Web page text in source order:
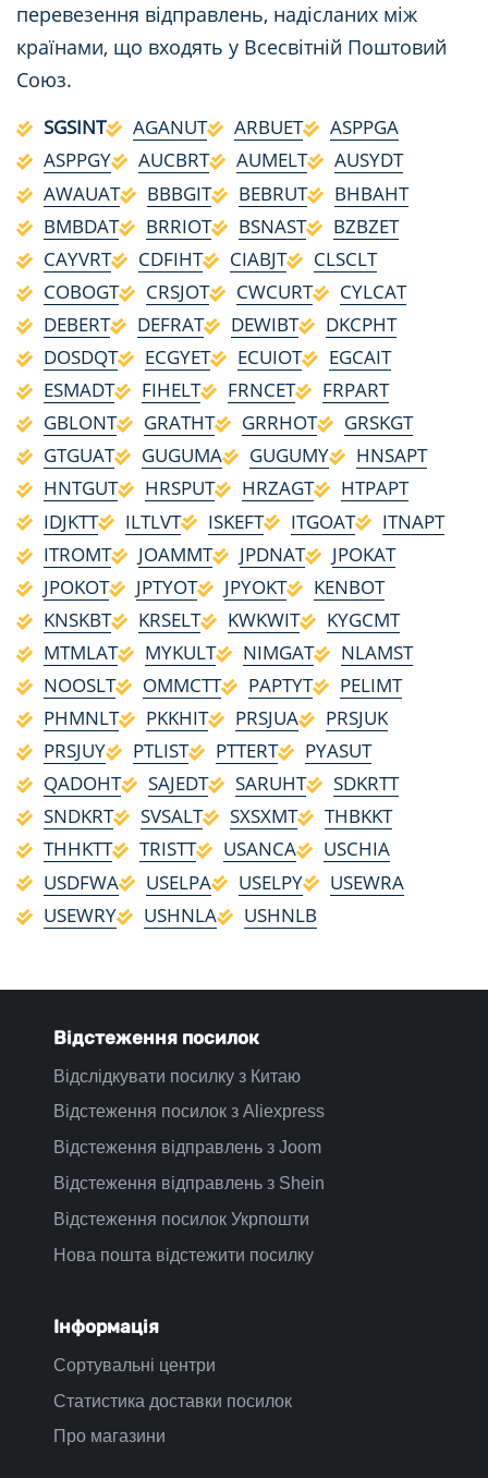
перевезення відправлень, надісланих між
країнами, що входять у Всесвітній Поштовий
Союз.
SGSINT AGANUT ARBUET
ASPPGA
ASPPGY
AUCBRT AUMELT
AUSYDT
AWAUAT
BBBGIT BEBRUT
BHBAHT
BMBDAT
BRRIOT BSNAST
BZBZET
CAYVRT
CDFIHT CIABJT
CLSCLT
COBOGT
CRSJOT CWCURT
CYLCAT
DEBERT
DEFRAT DEWIBT
DKCPHT
DOSDQT
ECGYET ECUIOT
EGCAIT
ESMADT
FIHELT FRNCET
FRPART
GBLONT
GRATHT GRRHOT
GRSKGT
GTGUAT
GUGUMA GUGUMY
HNSAPT
HNTGUT
HRSPUT HRZAGT
HTPAPT
IDJKTT
ILTLVT ISKEFT ITGOAT
ITNAPT
ITROMT
JOAMMT JPDNAT
JPOKAT
JPOKOT
JPTYOT JPYOKT
KENBOT
KNSKBT
KRSELT KWKWIT
KYGCMT
MTMLAT
MYKULT NIMGAT
NLAMST
NOOSLT
OMMCTT PAPTYT
PELIMT
PHMNLT
PKKHIT PRSJUA
PRSJUK
PRSJUY
PTLIST PTTERT
PYASUT
QADOHT
SAJEDT SARUHT
SDKRTT
SNDKRT
SVSALT SXSXMT
THBKKT
THHKTT
TRISTT USANCA
USCHIA
USDFWA
USELPA USELPY
USEWRA
USEWRY
USHNLA USHNLB
Відстеження посилок
Відслідкувати посилку з Китаю
Відстеження посилок з Aliexpress
Відстеження відправлень з Joom
Відстеження відправлень з Shein
Відстеження посилок Укрпошти
Нова пошта відстежити посилку
Інформація
Сортувальні центри
Статистика доставки посилок
Про магазини